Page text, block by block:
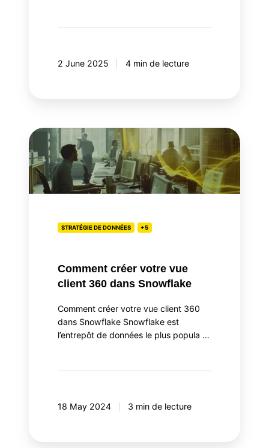
2 June 2025 4 min de lecture
Comment
créer
votre
vue
client
STRATÉGIE DE DONNÉES +5
Comment créer votre vue
client 360 dans Snowflake
Comment créer votre vue client 360
dans Snowflake Snowflake est
l’entrepôt de données le plus popula …
18 May 2024 3 min de lecture